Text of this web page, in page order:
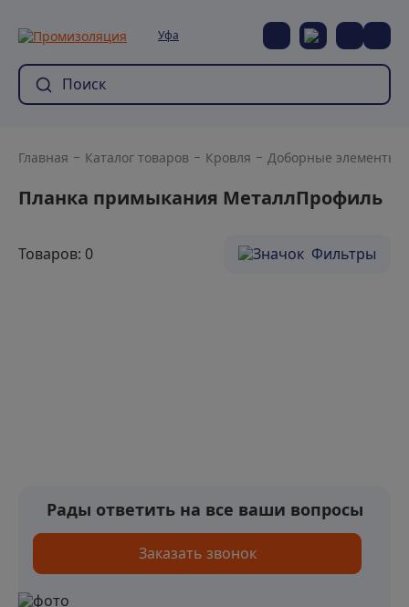
Уфа
Главная Каталог товаров Кровля Доборные элементы
Планка примыкания МеталлПрофиль
Товаров: 0 Фильтры
Рады ответить на все ваши вопросы
Заказать звонок